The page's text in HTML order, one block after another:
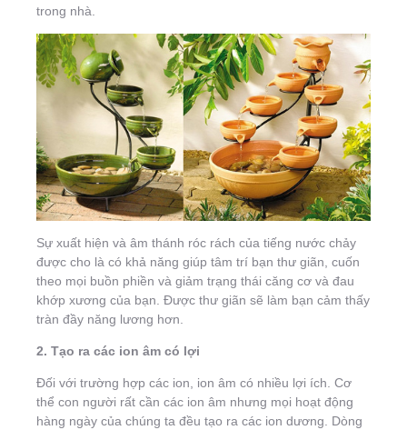
trong nhà.
Sự xuất hiện và âm thánh róc rách của tiếng nước chảy
được cho là có khả năng giúp tâm trí bạn thư giãn, cuốn
theo mọi buồn phiền và giảm trạng thái căng cơ và đau
khớp xương của bạn. Được thư giãn sẽ làm bạn cảm thấy
tràn đầy năng lương hơn.
2. Tạo ra các ion âm có lợi
Đối với trường hợp các ion, ion âm có nhiều lợi ích. Cơ
thể con người rất cần các ion âm nhưng mọi hoạt động
hàng ngày của chúng ta đều tạo ra các ion dương. Dòng